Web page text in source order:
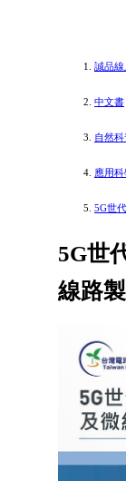
誠品線
中文書
自然科
應用科
5G世
5G世
線路